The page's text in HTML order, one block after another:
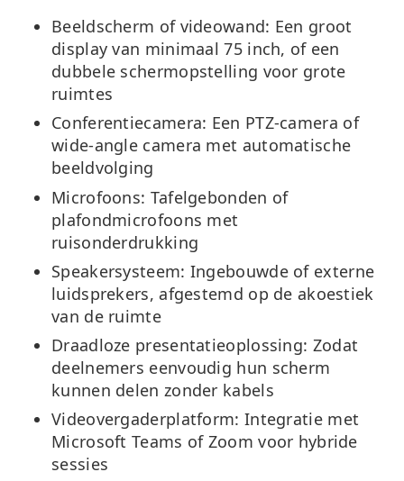
Beeldscherm of videowand: Een groot
display van minimaal 75 inch, of een
dubbele schermopstelling voor grote
ruimtes
Conferentiecamera: Een PTZ-camera of
wide-angle camera met automatische
beeldvolging
Microfoons: Tafelgebonden of
plafondmicrofoons met
ruisonderdrukking
Speakersysteem: Ingebouwde of externe
luidsprekers, afgestemd op de akoestiek
van de ruimte
Draadloze presentatieoplossing: Zodat
deelnemers eenvoudig hun scherm
kunnen delen zonder kabels
Videovergaderplatform: Integratie met
Microsoft Teams of Zoom voor hybride
sessies